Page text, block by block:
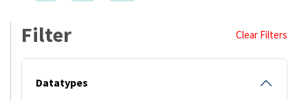
Filter Clear Filters
Datatypes